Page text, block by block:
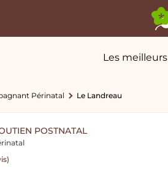
Les meilleurs
Périnatal Le Landreau
POSTNATAL